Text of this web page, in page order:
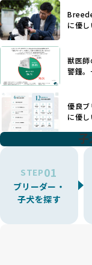
が見られます。さ
たり、栄養のない
いなど、ワンちゃ
くありません。
また、健康リスク
が行き届かない多
ング手法は、ワン
るブリーダーによ
題となっています。
BreederFamiliesで
リーディングをな
うに大切に飼育・
BreederFamilies
えた6つの絶対基
ことを徹底していま
BreederFamilies
たとえば、パグは
ドール・レトリバ
す。このような犬
できるかどうかは
す。
優良ブリーダーは
繁殖を行い、各犬
犬種ごとの健康管
ことが可能です。
一方、営利優先ブ
増やす傾向があり
環境を十分に考慮
たりストレスを抱
「少数の犬種に集
すが、無計画な交
の特徴を持つこと
が高く、診断や治
に優
獣医師
警鐘
優良
に優
STEP01
ブリーダー・
子犬を探す